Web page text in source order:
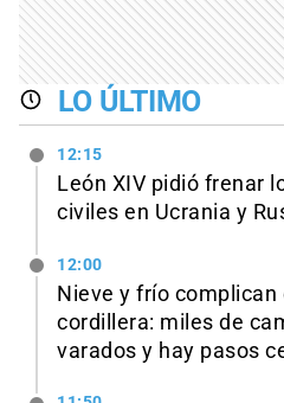
LO ÚLTIMO
12:15
León XIV pidió frenar
civiles en Ucrania y
12:00
Nieve y frío
cordillera: miles de
varados y hay pasos